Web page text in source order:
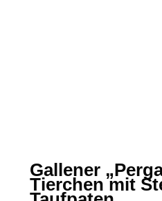
Gallener „
Tierchen mit